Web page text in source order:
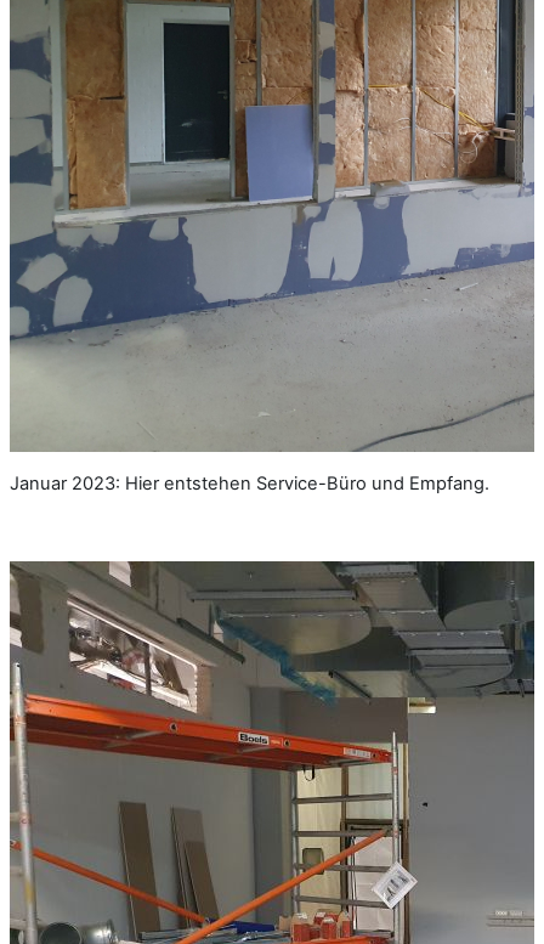
Januar 2023: Hier entstehen Service-Büro und Empfang.